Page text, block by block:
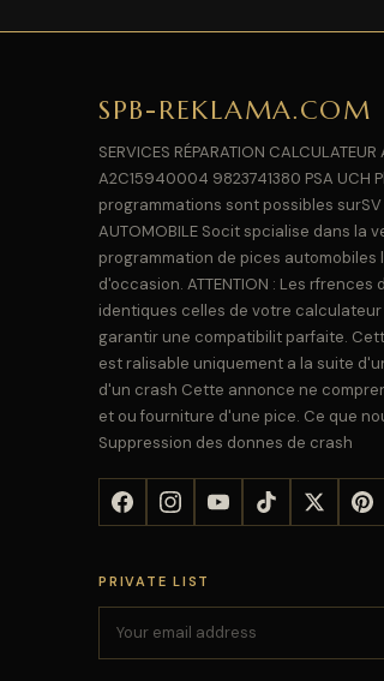
SPB-REKLAMA.COM
SERVICES RÉPARATION CALCULATEUR
A2C15940004 9823741380 PSA UCH
programmations sont possibles surSV
AUTOMOBILE Socit spcialise dans la
programmation de pices automobiles
d'occasion. ATTENTION : Les rfrences
identiques celles de votre
garantir une compatibilit parfaite.
est ralisable uniquement a la suite
d'un crash Cette annonce ne
et ou fourniture d'une pice. Ce que
Suppression des donnes de crash
PRIVATE LIST